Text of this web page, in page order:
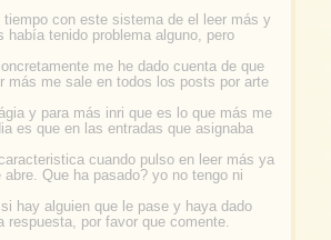
tiempo con este sistema de el leer más y
había tenido problema alguno, pero
me he dado cuenta de que
más me sale en todos los posts por arte
y para más inri que es lo que más me
es que en las entradas que asignaba
cuando pulso en leer más ya
abre. Que ha pasado? yo no tengo ni
hay alguien que le pase y haya dado
respuesta, por favor que comente.